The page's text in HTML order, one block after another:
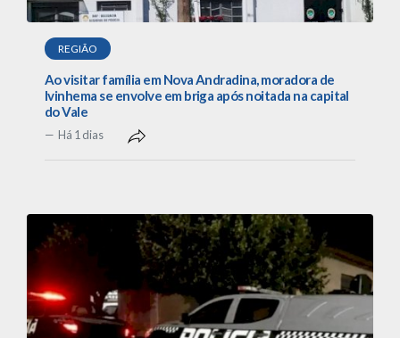
REGIÃO
Ao visitar família em Nova Andradina, moradora de
Ivinhema se envolve em briga após noitada na capital
do Vale
Há 1 dias